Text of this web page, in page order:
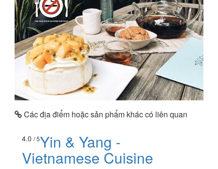
Các địa điểm hoặc sản phẩm khác có liên quan
4.0 / 5Yin & Yang -
Vietnamese Cuisine